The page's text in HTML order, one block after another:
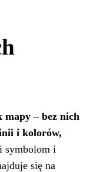
mapy – bez nich
i kolorów,
symbolom i
się na